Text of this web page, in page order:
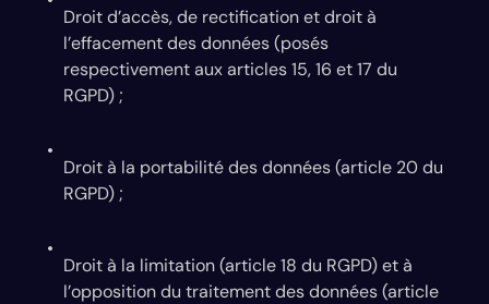
Droit d’accès, de rectification et droit à
l’effacement des données (posés
respectivement aux articles 15, 16 et 17 du
RGPD) ;
Droit à la portabilité des données (article 20 du
RGPD) ;
Droit à la limitation (article 18 du RGPD) et à
l’opposition du traitement des données (article